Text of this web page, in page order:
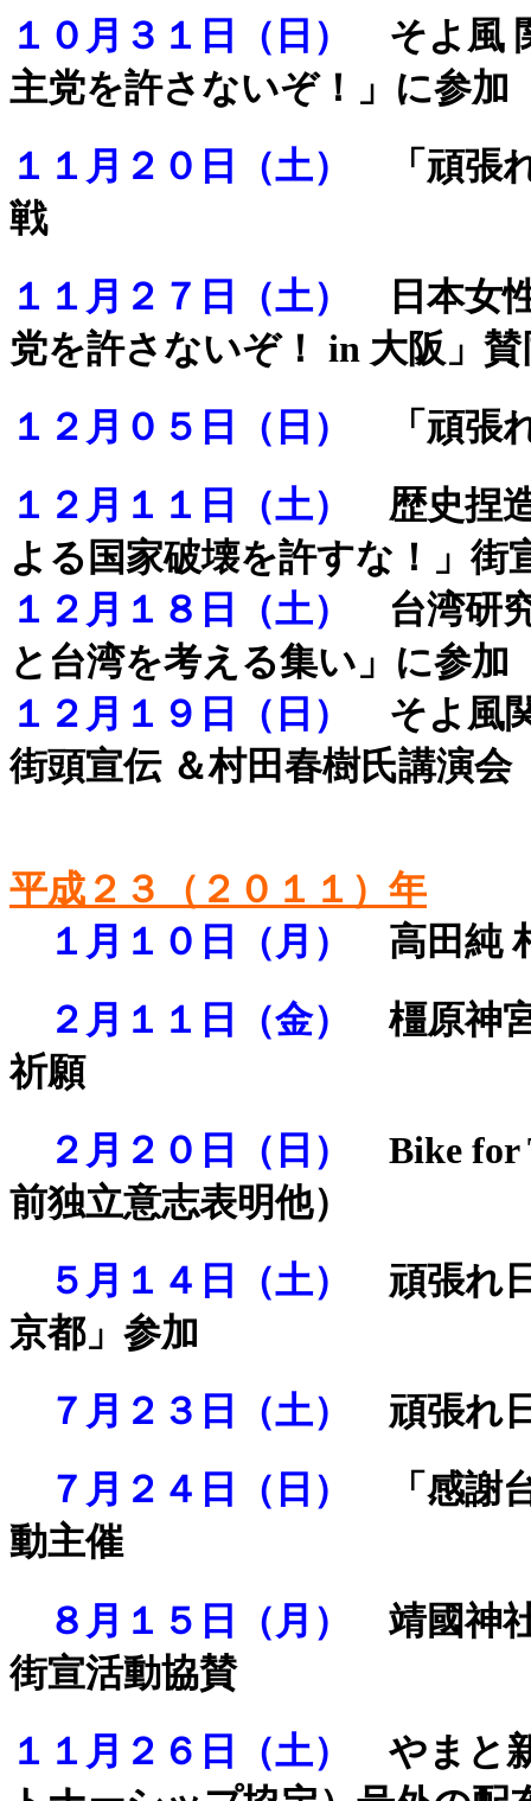
１０月３１日（日）
そよ風
主党を許さないぞ！」に参加
１１月２０日（土）
「頑
戦
１１月２７日（土）
日本女
党を許さないぞ！ in 大阪」
１２月０５日（日）
「頑張
１２月１１日（土）
歴史捏
よる国家破壊を許すな！」街
１２月１８日（土） 台湾研
と台湾を考える集い」に参加
１２月１９日（日）
そよ風
街頭宣伝 ＆村田春樹氏講演会
平成２３（２０１１）年
１月１０日（月） 高田純
２月１１日（金）
橿原神
祈願
２月２０日（日）
Bike for
前独立意志表明他）
５月１４日（土）
頑張れ
京都」参加
７月２３日（土）
頑張れ
７月２４日（日）
「感謝
動主催
８月１５日（月）
靖國神
街宣活動協賛
１１月２６日（土） やまと